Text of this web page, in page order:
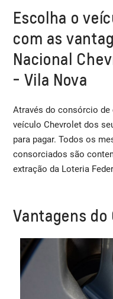
Escolha o
com as
Nacional
- Vila Nova
Através do consórcio
veículo Chevrolet dos
para pagar. Todos os
consorciados são
extração da Loteria
Vantagens